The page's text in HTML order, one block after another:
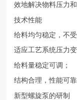
效地解决物料压力
技术性能
给料均匀稳定，不
适应工艺系统压力
给料量稳定可调；
结构合理，性能可靠
新型螺旋泵的研制